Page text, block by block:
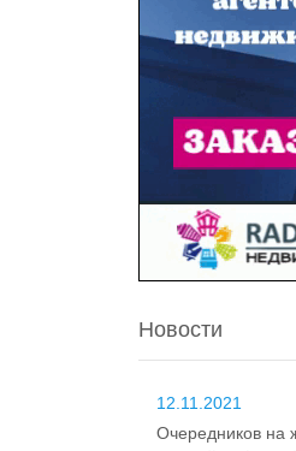
Новости
12.11.2021
Очередников на